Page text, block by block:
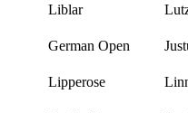
Liblar
German Open
Lipperose